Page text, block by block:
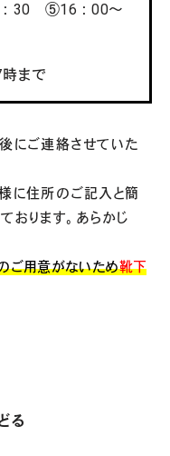
30 ⑤16：00〜
まで
にご連絡させていた
に住所のご記入と簡
おります。あらかじ
ご用意がないため靴下
る